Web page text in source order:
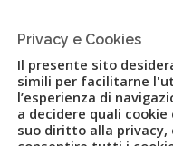
Privacy e Cookies
Il presente sito
simili per facilitarne
l’esperienza di
a decidere quali
suo diritto alla privacy,